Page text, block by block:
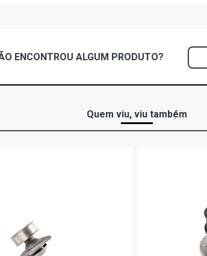
ENCONTROU ALGUM PRODUTO?
Quem viu, viu também